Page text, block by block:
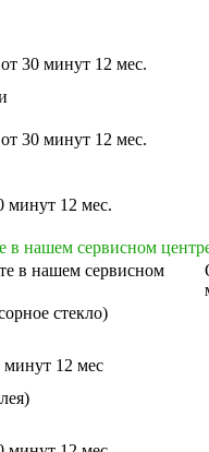
от 30 минут 12 мес.
от 30 минут 12 мес.
минут 12 мес.
в нашем сервисном
в нашем сервисном
стекло)
минут 12 мес